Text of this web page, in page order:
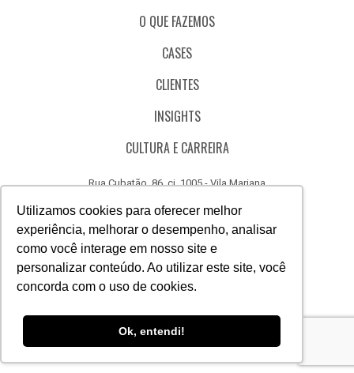
Utilizamos cookies para oferecer melhor
experiência, melhorar o desempenho, analisar
como você interage em nosso site e
personalizar conteúdo. Ao utilizar este site, você
concorda com o uso de cookies.
Ok, entendi!
O QUE FAZEMOS
CASES
CLIENTES
INSIGHTS
CULTURA E CARREIRA
Rua Cubatão, 86, cj. 1005 - Vila Mariana
CÓDIGO DE ÉTICA
CANAL DE DENÚNCIAS
Acesse
nosso
Acesse
nosso
Acesse
nosso nosso nosso nosso
do